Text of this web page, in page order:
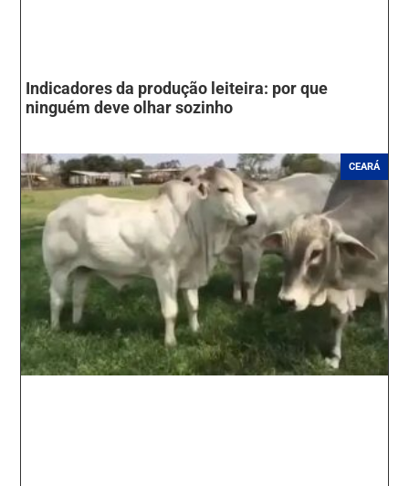
Indicadores da produção leiteira: por que
ninguém deve olhar sozinho
CEARÁ